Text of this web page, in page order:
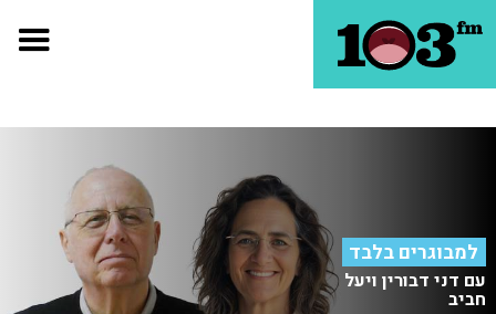
למבוגרים בלבד
עם דני דבורין ויעל
חביב